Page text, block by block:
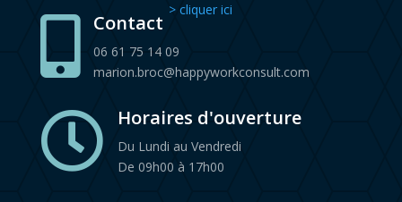
> cliquer ici
 Contact
06 61 75 14 09
marion.broc@happyworkconsult.com
 Horaires d'ouverture
Du Lundi au Vendredi
De 09h00 à 17h00